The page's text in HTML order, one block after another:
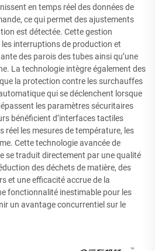
en temps réel des données de
ce qui permet des ajustements
est détectée. Cette gestion
interruptions de production et
des parois des tubes ainsi qu’une
La technologie intègre également des
la protection contre les surchauffes
qui se déclenchent lorsque
les paramètres sécuritaires
bénéficient d’interfaces tactiles
les mesures de température, les
Cette technologie avancée de
se traduit directement par une qualité
des déchets de matière, des
et une efficacité accrue de la
fonctionnalité inestimable pour les
un avantage concurrentiel sur le